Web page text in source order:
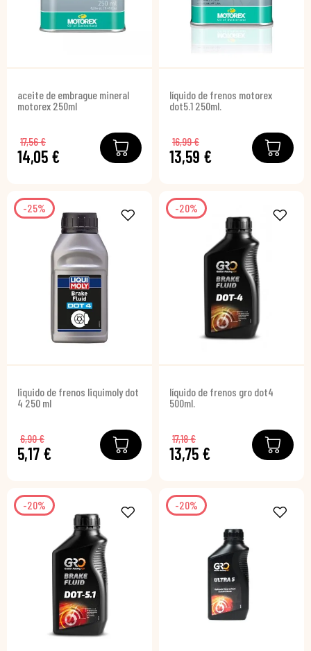
aceite de embrague mineral
motorex 250ml
14,05 €
17,56 €
líquido de frenos motorex
dot5.1 250ml.
13,59 €
16,99 €
-25%
liquido de frenos liquimoly dot
4 250 ml
5,17 €
6,90 €
-20%
líquido de frenos gro dot4
500ml.
13,75 €
17,18 €
-20% -20%